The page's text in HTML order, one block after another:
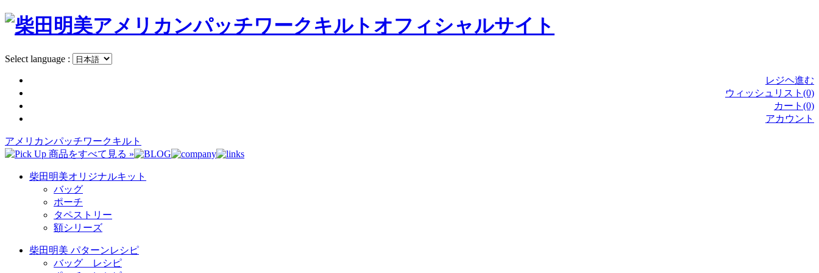
Select language :
レジヘ進む
ウィッシュリスト(0)
カート(0)
アカウント
アメリカンパッチワークキルト
柴田明美オリジナルキット
バッグ
ポーチ
タペストリー
額シリーズ
柴田明美 パターンレシピ
バッグ レシピ